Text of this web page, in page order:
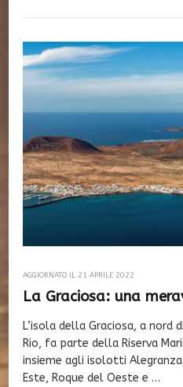
AGGIORNATO IL 21 APRILE 2022
La Graciosa: una
L’isola della Graciosa, a nord
Rio, fa parte della Riserva
insieme agli isolotti
Este, Roque del Oeste e …